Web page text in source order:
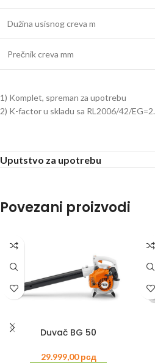
Dužina usisnog creva m
Prečnik creva mm
1) Komplet, spreman za upotrebu
2) K-factor u skladu sa RL2006/42/
Uputstvo za upotrebu
Povezani proizvodi
Duvač BG 50
29.999,00рсд